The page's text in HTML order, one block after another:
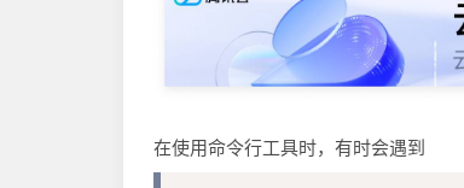
在使用命令行工具时，有时会遇到